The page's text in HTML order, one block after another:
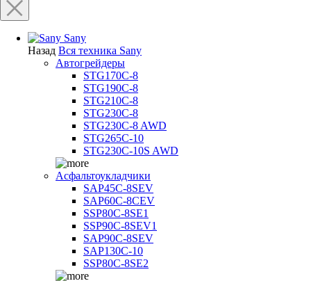
Sany
Назад Вся техника Sany
Автогрейдеры
STG170C-8
STG190C-8
STG210C-8
STG230C-8
STG230C-8 AWD
STG265C-10
STG230C-10S AWD
Асфальтоукладчики
SAP45С-8SEV
SAP60C-8CEV
SSP80C-8SE1
SSP90C-8SEV1
SAP90C-8SEV
SAP130C-10
SSP80C-8SE2